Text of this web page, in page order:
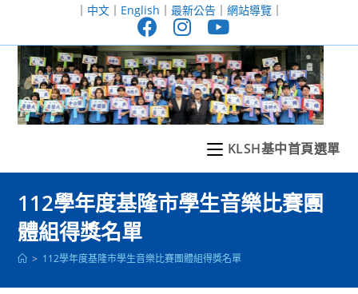
至
｜ 中文｜ English ｜ 最新公告｜ 網站導覽｜
KLSH基中首頁選單
112學年度基隆市學生音樂比賽團
體組得獎名單
> 112學年度基隆市學生音樂比賽團體組得獎名單